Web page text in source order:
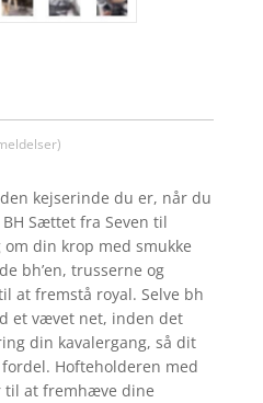
kejserinde du er, når du
Sættet fra Seven til
din krop med smukke
bh’en, trusserne og
at fremstå royal. Selve bh
et vævet net, inden det
din kavalergang, så dit
Hofteholderen med
til at fremhæve dine